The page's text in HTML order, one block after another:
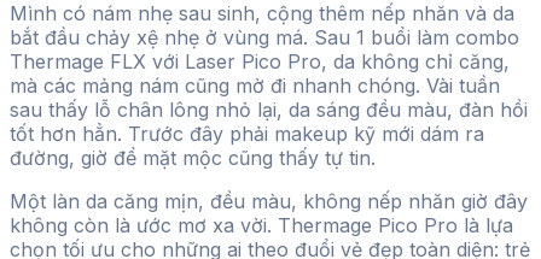
Mình có nám nhẹ sau sinh, cộng thêm nếp nhăn và da
bắt đầu chảy xệ nhẹ ở vùng má. Sau 1 buổi làm combo
Thermage FLX với Laser Pico Pro, da không chỉ căng,
mà các mảng nám cũng mờ đi nhanh chóng. Vài tuần
sau thấy lỗ chân lông nhỏ lại, da sáng đều màu, đàn hồi
tốt hơn hẳn. Trước đây phải makeup kỹ mới dám ra
đường, giờ để mặt mộc cũng thấy tự tin.
Một làn da căng mịn, đều màu, không nếp nhăn giờ đây
không còn là ước mơ xa vời. Thermage Pico Pro là lựa
chọn tối ưu cho những ai theo đuổi vẻ đẹp toàn diện: trẻ